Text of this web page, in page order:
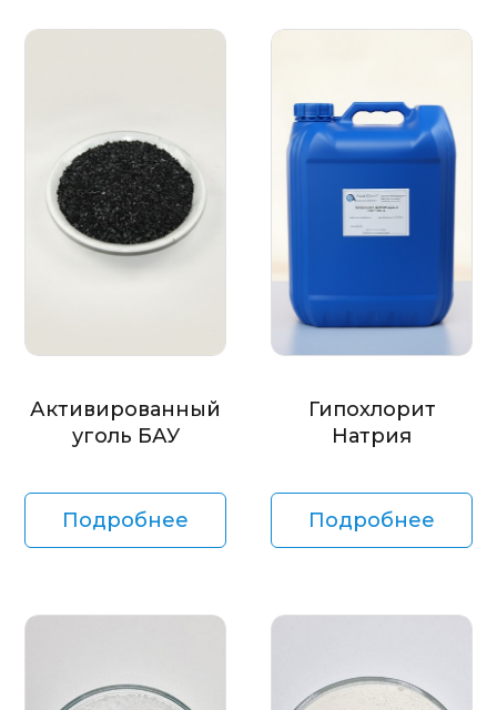
Активированный
уголь БАУ
Подробнее
Гипохлорит
Натрия
Подробнее